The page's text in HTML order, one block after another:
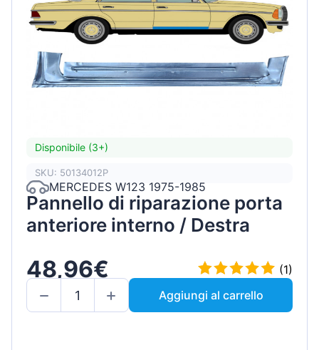
Disponibile (3+)
SKU: 50134012P
MERCEDES W123 1975-1985
Pannello di riparazione porta
anteriore interno / Destra
48,96€
(1)
Aggiungi al carrello